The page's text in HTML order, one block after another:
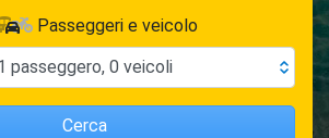
Passeggeri e veicolo
passeggero, 0 veicoli
Cerca